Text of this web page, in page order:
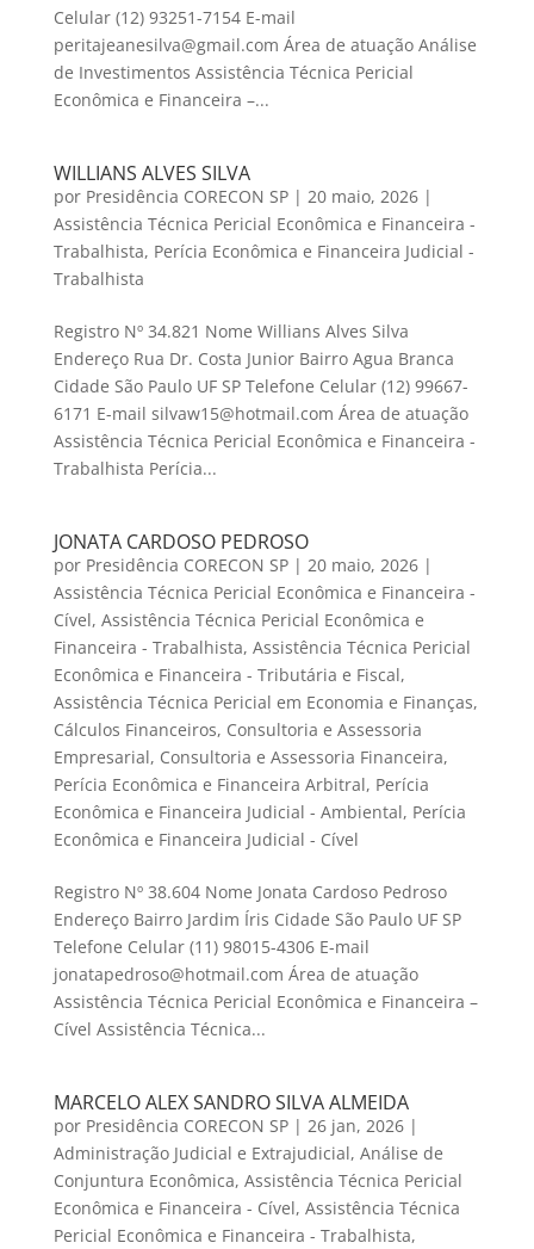
Celular (12) 93251-7154 E-mail
peritajeanesilva@gmail.com Área de atuação Análise
de Investimentos Assistência Técnica Pericial
Econômica e Financeira –...
WILLIANS ALVES SILVA
por Presidência CORECON SP| 20 maio, 2026|
Assistência Técnica Pericial Econômica e Financeira -
Trabalhista, Perícia Econômica e Financeira Judicial -
Trabalhista
Registro Nº 34.821 Nome Willians Alves Silva
Endereço Rua Dr. Costa Junior Bairro Agua Branca
Cidade São Paulo UF SP Telefone Celular (12) 99667-
6171 E-mail silvaw15@hotmail.com Área de atuação
Assistência Técnica Pericial Econômica e Financeira -
Trabalhista Perícia...
JONATA CARDOSO PEDROSO
por Presidência CORECON SP| 20 maio, 2026|
Assistência Técnica Pericial Econômica e Financeira -
Cível, Assistência Técnica Pericial Econômica e
Financeira - Trabalhista, Assistência Técnica Pericial
Econômica e Financeira - Tributária e Fiscal,
Assistência Técnica Pericial em Economia e Finanças,
Cálculos Financeiros, Consultoria e Assessoria
Empresarial, Consultoria e Assessoria Financeira,
Perícia Econômica e Financeira Arbitral, Perícia
Econômica e Financeira Judicial - Ambiental, Perícia
Econômica e Financeira Judicial - Cível
Registro Nº 38.604 Nome Jonata Cardoso Pedroso
Endereço Bairro Jardim Íris Cidade São Paulo UF SP
Telefone Celular (11) 98015-4306 E-mail
jonatapedroso@hotmail.com Área de atuação
Assistência Técnica Pericial Econômica e Financeira –
Cível Assistência Técnica...
MARCELO ALEX SANDRO SILVA ALMEIDA
por Presidência CORECON SP| 26 jan, 2026|
Administração Judicial e Extrajudicial, Análise de
Conjuntura Econômica, Assistência Técnica Pericial
Econômica e Financeira - Cível, Assistência Técnica
Pericial Econômica e Financeira - Trabalhista,